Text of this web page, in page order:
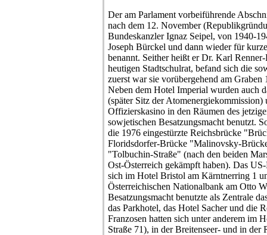
Der am Parlament vorbeiführende
nach dem 12. November
Bundeskanzler Ignaz Seipel, von 1940-
Joseph Bürckel und dann wieder für
benannt. Seither heißt er Dr. Karl
heutigen Stadtschulrat, befand sich die
zuerst war sie vorübergehend am Graben
Neben dem Hotel Imperial wurden auch
(später Sitz der
Offizierskasino in den Räumen des
sowjetischen Besatzungsmacht benutzt.
die 1976 eingestürzte Reichsbrücke
Floridsdorfer-Brücke "Malinovsky-
"Tolbuchin-Straße" (nach den beiden
Ost-Österreich gekämpft haben). Das
sich im Hotel Bristol am Kärntnerring 1
Österreichischen Nationalbank am Otto
Besatzungsmacht benutzte als Zentrale
das Parkhotel, das Hotel Sacher und die
Franzosen hatten sich unter anderem im
Straße 71), in der Breitenseer- und in der